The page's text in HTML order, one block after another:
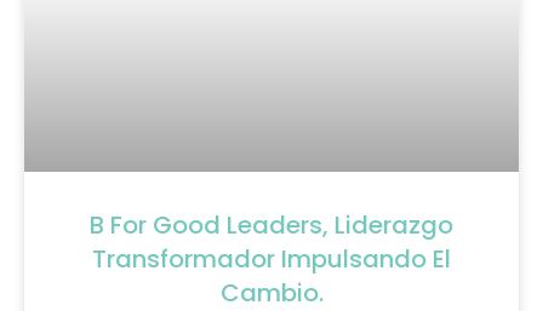
B For Good Leaders, Liderazgo
Transformador Impulsando El
Cambio.